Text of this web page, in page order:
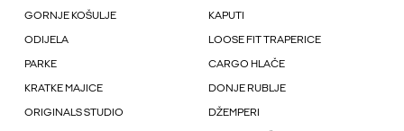
GORNJE KOŠULJE KAPUTI
ODIJELA LOOSE FIT TRAPERICE
PARKE CARGO HLAČE
KRATKE MAJICE DONJE RUBLJE
ORIGINALS STUDIO DŽEMPERI